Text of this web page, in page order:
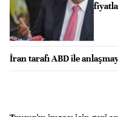
İran tarafı ABD ile